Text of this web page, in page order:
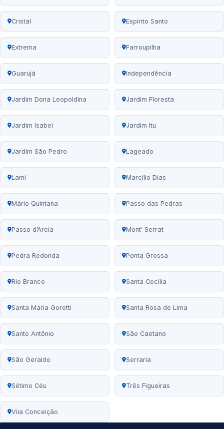
Cristal Espírito Santo
Extrema Farroupilha
Guarujá Independência
Jardim Dona Leopoldina Jardim Floresta
Jardim Isabel Jardim Itu
Jardim São Pedro Lageado
Lami Marcílio Dias
Mário Quintana Passo das Pedras
Passo d’Areia Mont’ Serrat
Pedra Redonda Ponta Grossa
Rio Branco Santa Cecília
Santa Maria Goretti Santa Rosa de Lima
Santo Antônio São Caetano
São Geraldo Serraria
Sétimo Céu Três Figueiras
Vila Conceição